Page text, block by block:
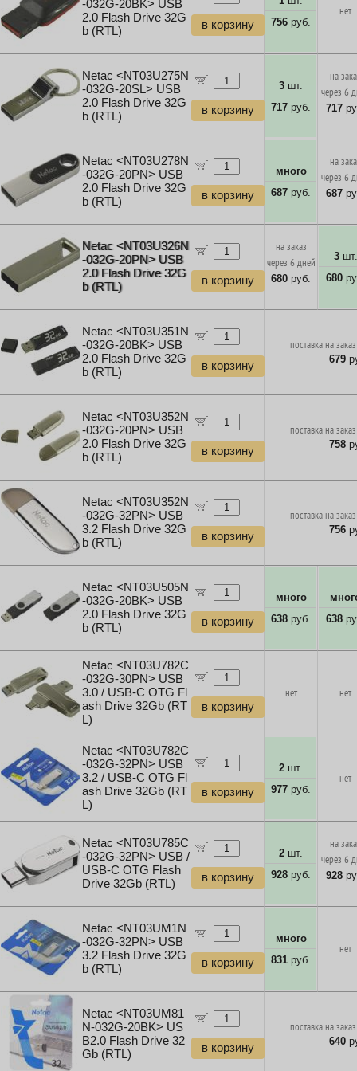
-032G-20BK> USB
2.0 Flash Drive 32G
b (RTL)
в корзину
756 руб.
нет
Netac <NT03U275N
-032G-20SL> USB
2.0 Flash Drive 32G
b (RTL)
в корзину
3 шт.
717 руб.
на
через 6
717
Netac <NT03U278N
-032G-20PN> USB
2.0 Flash Drive 32G
b (RTL)
в корзину
много
687 руб.
на
через 6
687
Netac <NT03U326N
-032G-20PN> USB
2.0 Flash Drive 32G
b (RTL)
в корзину
на заказ
через 6 дней
680 руб.
3шт.
680
Netac <NT03U351N
-032G-20BK> USB
2.0 Flash Drive 32G
b (RTL)
в корзину
поставка на
679
Netac <NT03U352N
-032G-20PN> USB
2.0 Flash Drive 32G
b (RTL)
в корзину
поставка на
758
Netac <NT03U352N
-032G-32PN> USB
3.2 Flash Drive 32G
b (RTL)
в корзину
поставка на
756
Netac <NT03U505N
-032G-20BK> USB
2.0 Flash Drive 32G
b (RTL)
в корзину
много
638 руб.
638
Netac <NT03U782C
-032G-30PN> USB
3.0 / USB-C OTG Fl
ash Drive 32Gb (RT
L)
в корзину
нет нет
Netac <NT03U782C
-032G-32PN> USB
3.2 / USB-C OTG Fl
ash Drive 32Gb (RT
L)
в корзину
2 шт.
977 руб.
нет
Netac <NT03U785C
-032G-32PN> USB /
USB-C OTG Flash
Drive 32Gb (RTL)
в корзину
2 шт.
928 руб.
на
через 6
928
Netac <NT03UM1N
-032G-32PN> USB
3.2 Flash Drive 32G
b (RTL)
в корзину
много
831 руб.
нет
Netac <NT03UM81
N-032G-20BK> US
B2.0 Flash Drive 32
Gb (RTL)
в корзину
поставка на
640